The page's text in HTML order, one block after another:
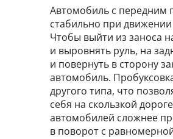
Автомобиль с передним
стабильно при
Чтобы выйти из заноса
и выровнять руль, на
и повернуть в сторону
автомобиль.
другого типа, что
себя на скользкой
автомобилей сложнее
в поворот с